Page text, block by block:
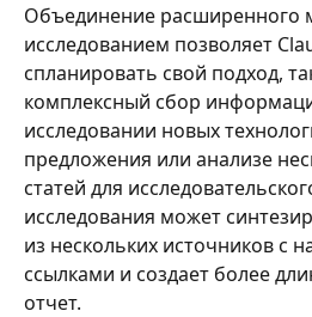
Объединение расширенного
исследованием позволяет
спланировать свой подход,
комплексный сбор
исследовании новых
предложения или анализе
статей для
исследования может
из нескольких источников с
ссылками и создает более
отчет.